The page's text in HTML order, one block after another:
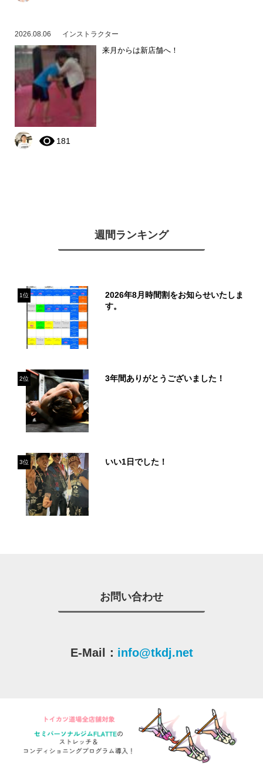
2026.08.06 インストラクター
来月からは新店舗へ！
181
週間ランキング
1位
2026年8月時間割をお知らせいたしま
す。
2位 3年間ありがとうございました！
3位 いい1日でした！
お問い合わせ
E-Mail： info@tkdj.net